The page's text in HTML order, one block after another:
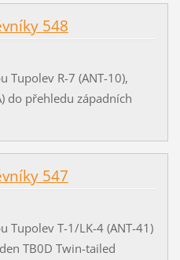
548
Tupolev R-7 (ANT-10),
do přehledu západních
547
Tupolev T-1/LK-4 (ANT-41)
TB0D Twin-tailed